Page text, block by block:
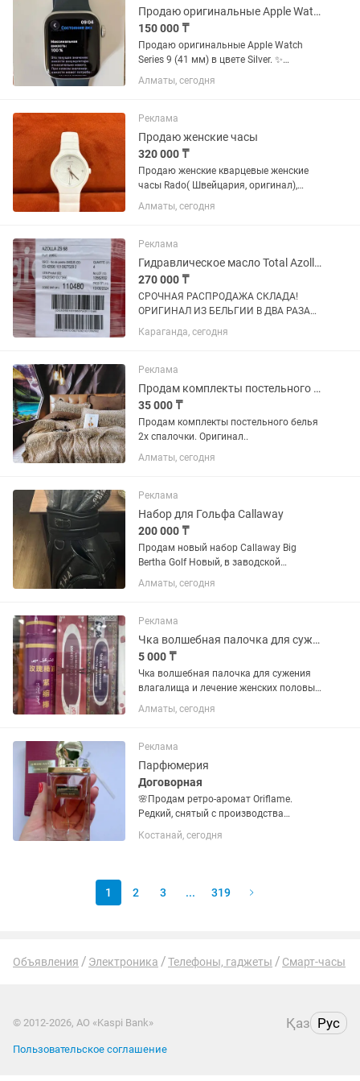
замшевыми...
Продаю оригинальные Apple Watch Series 9 (41 мм) в цвете Silver
150 000 ₸
Продаю оригинальные Apple Watch
Series 9 (41 мм) в цвете Silver. ✨
Состояние — как новые. Пользовались
очень бережно. ✅ Оригинал (куплены в
100% ✅ Без царапин и...
Алматы, сегодня
Реклама
Продаю женские часы
320 000 ₸
Продаю женские кварцевые женские
часы Rado( Швейцария, оригинал),
керамика . Состояние -отличное.
Алматы, сегодня
Реклама
Гидравлическое масло Total Azolla ZS 68 (Бочки 208л). Срочно!
270 000 ₸
СРОЧНАЯ РАСПРОДАЖА СКЛАДА!
ОРИГИНАЛ ИЗ БЕЛЬГИИ В ДВА РАЗА
ДЕШЕВЛЕ РЫНКА! Ликвидируем
остатки материалов после закрытия
Продаем оригинальное импортное
гидравлическое...
Караганда, сегодня
Реклама
Продам комплекты постельного белья 2х спалочки
35 000 ₸
Продам комплекты постельного белья
2х спалочки. Оригинал..
Алматы, сегодня
Реклама
Набор для Гольфа Callaway
200 000 ₸
Продам новый набор Callaway Big
Bertha Golf Новый, в заводской
упаковке. Полный комплект клюшек
Callaway Big Bertha с фирменной
новое. Бренд: Callaway. ...
Алматы, сегодня
Реклама
Чка волшебная палочка для сужения влагалища
5 000 ₸
Чка волшебная палочка для сужения
влагалища и лечение женских половых
органов, вульвит, воспаление
яичников , выделение , цвета .бели .
Толеби Ауэзова фито аптека...
Алматы, сегодня
Реклама
Парфюмерия
Договорная
🌸Продам ретро-аромат Oriflame.
Редкий, снятый с производства
парфюм для ценителей! Флакон в
отличном состоянии, оригинал.
Костанай, сегодня
1 2 3 ... 319
Объявления Электроника Телефоны, гаджеты Смарт-часы
© 2012-2026, АО «Kaspi Bank» Қаз Рус
Пользовательское соглашение